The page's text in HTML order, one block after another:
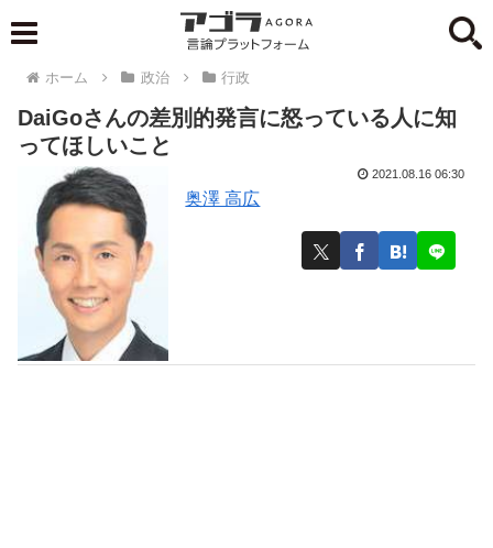
ホーム 政治 行政
DaiGoさんの差別的発言に怒っている人に知
ってほしいこと
奥澤 高広
2021.08.16 06:30